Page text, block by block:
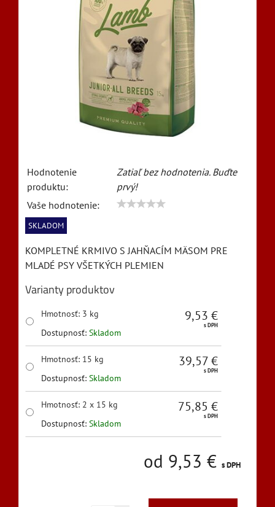
Hodnotenie
produktu:
Zatiaľ bez hodnotenia. Buďte
prvý!
Vaše hodnotenie:
SKLADOM
KOMPLETNÉ KRMIVO S JAHŇACÍM MÄSOM PRE
MLADÉ PSY VŠETKÝCH PLEMIEN
Varianty produktov
Hmotnosť: 3 kg
Dostupnosť: Skladom
9,53 €
s DPH
Hmotnosť: 15 kg
Dostupnosť: Skladom
39,57 €
s DPH
Hmotnosť: 2 x 15 kg
Dostupnosť: Skladom
75,85 €
s DPH
od 9,53 € s DPH